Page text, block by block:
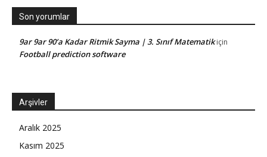
Son yorumlar
9ar 9ar 90’a Kadar Ritmik Sayma | 3. Sınıf Matematikiçin
Football prediction software
Arşivler
Aralık 2025
Kasım 2025